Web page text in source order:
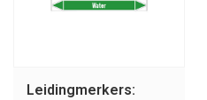
Leidingmerkers: